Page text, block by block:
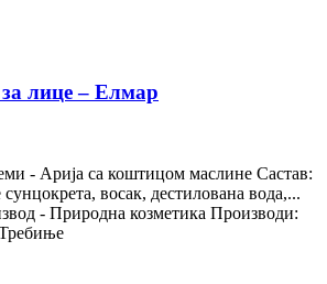
лице – Елмар
- Арија са коштицом маслине Састав:
восак, дестилована вода,...
- Природна козметика Производи: